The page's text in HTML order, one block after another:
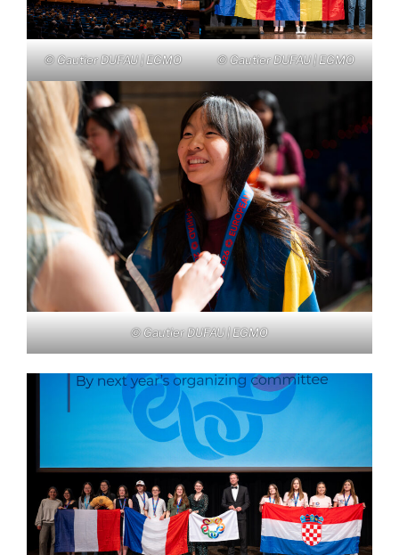
© Gautier DUFAU | EGMO © Gautier DUFAU | EGMO
© Gautier DUFAU | EGMO